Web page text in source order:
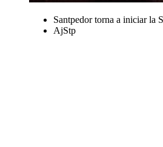
Santpedor torna a iniciar la
AjStp